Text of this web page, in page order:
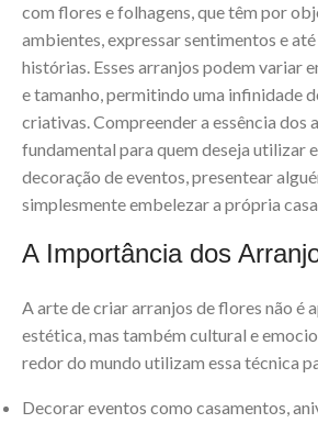
com flores e folhagens, que têm por
ambientes, expressar sentimentos e
histórias. Esses arranjos podem variar
e tamanho, permitindo uma infinidade
criativas. Compreender a essência dos
fundamental para quem deseja utilizar
decoração de eventos, presentear
simplesmente embelezar a própria
A Importância dos
A arte de criar arranjos de flores não é
estética, mas também cultural e
redor do mundo utilizam essa técnica
Decorar eventos como casamentos,